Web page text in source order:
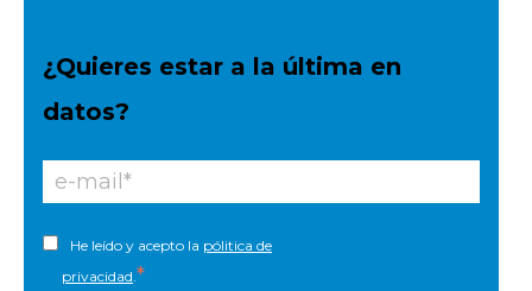
¿Quieres estar a la última en
datos?
He leído y acepto la pólitica de
privacidad.*